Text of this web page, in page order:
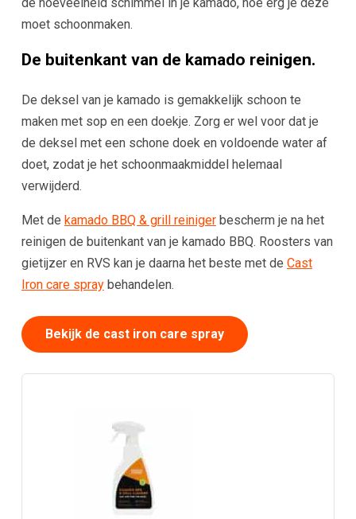
moet schoonmaken.
De buitenkant van de kamado reinigen.
De deksel van je kamado is gemakkelijk schoon te
maken met sop en een doekje. Zorg er wel voor dat je
de deksel met een schone doek en voldoende water af
doet, zodat je het schoonmaakmiddel helemaal
verwijderd.
Met de kamado BBQ & grill reinigerbescherm je na het
reinigen de buitenkant van je kamado BBQ. Roosters van
gietijzer en RVS kan je daarna het beste met de Cast
Iron care spraybehandelen.
Bekijk de cast iron care spray